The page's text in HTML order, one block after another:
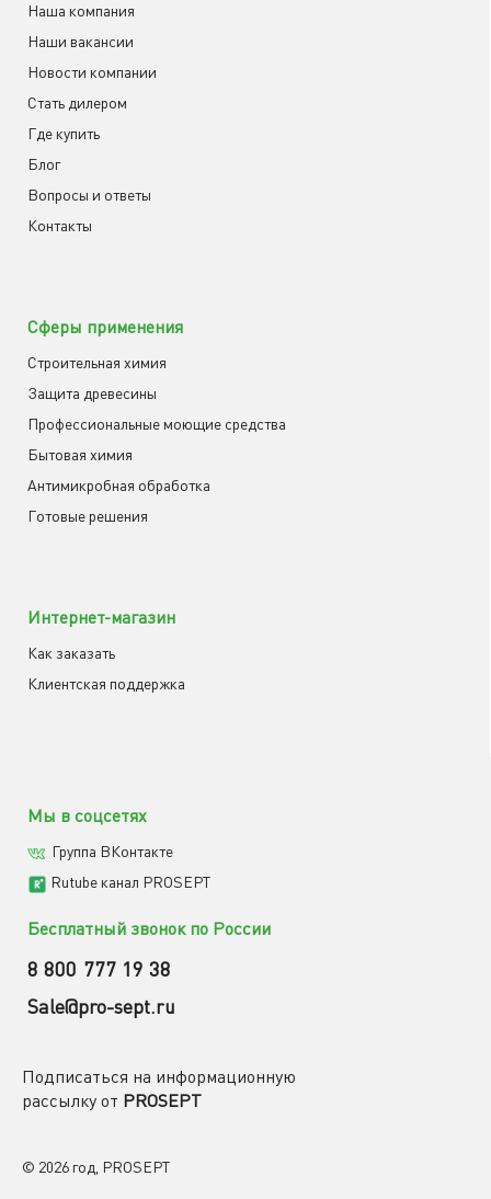
Наша компания
Наши вакансии
Новости компании
Cтать дилером
Где купить
Блог
Вопросы и ответы
Контакты
Сферы применения
Строительная химия
Защита древесины
Профессиональные моющие средства
Бытовая химия
Антимикробная обработка
Готовые решения
Интернет-магазин
Как заказать
Клиентская поддержка
Мы в соцсетях
Группа ВКонтакте
Rutube канал PROSEPT
Бесплатный звонок по России
8 800 777 19 38
Sale@pro-sept.ru
Подписаться на информационную
рассылку от PROSEPT
© 2026 год, PROSEPT